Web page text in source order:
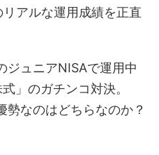
アルな運用成績を正直
ジュニアNISAで運用中
」のガチンコ対決。
勢なのはどちらなのか？